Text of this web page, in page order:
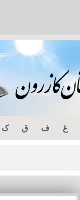
غ ف ق ک